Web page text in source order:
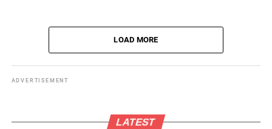
LOAD MORE
ADVERTISEMENT
LATEST